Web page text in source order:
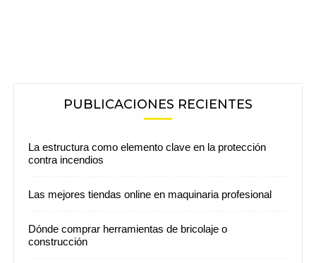
PUBLICACIONES RECIENTES
La estructura como elemento clave en la protección
contra incendios
Las mejores tiendas online en maquinaria profesional
Dónde comprar herramientas de bricolaje o
construcción